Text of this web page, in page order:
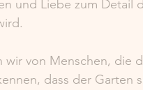
und Liebe zum Detail
wir von Menschen, die
dass der